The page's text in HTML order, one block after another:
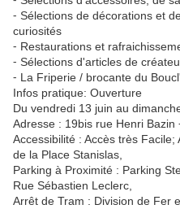
⁃ Sélections de décorations et
curiosités
⁃ Restaurations et
⁃ Sélections d'articles de
⁃ La Friperie / brocante du
Infos pratique: Ouverture
Du vendredi 13 juin au
Adresse : 19bis rue Henri Bazin
Accessibilité : Accès très Facile;
de la Place Stanislas,
Parking à Proximité : Parking
Rue Sébastien Leclerc,
Arrêt de Tram : Division de Fer